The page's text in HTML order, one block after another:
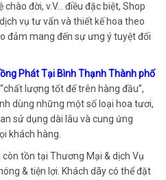
đời, v.V… điều đặc biệt, Shop
vụ tư vấn và thiết kế hoa theo
đảm mang đến sự ưng ý tuyệt đối
Phát Tại Bình Thạnh Thành phố
lượng tốt để trên hàng đầu”,
dùng những một số loại hoa tươi,
sử dụng dài lâu và cung ứng
khách hàng.
tồn tại Thương Mại & dịch Vụ
& tiện lợi. Khách dãy có thể đặt